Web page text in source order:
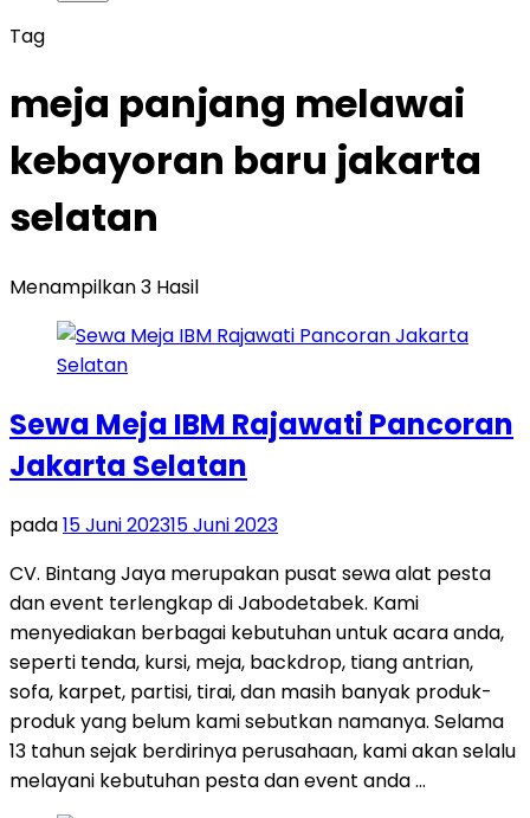
Tag
meja panjang melawai
kebayoran baru jakarta
selatan
Menampilkan 3 Hasil
Sewa Meja IBM Rajawati Pancoran
Jakarta Selatan
pada15 Juni 202315 Juni 2023
CV. Bintang Jaya merupakan pusat sewa alat pesta
dan event terlengkap di Jabodetabek. Kami
menyediakan berbagai kebutuhan untuk acara anda,
seperti tenda, kursi, meja, backdrop, tiang antrian,
sofa, karpet, partisi, tirai, dan masih banyak produk-
produk yang belum kami sebutkan namanya. Selama
13 tahun sejak berdirinya perusahaan, kami akan selalu
melayani kebutuhan pesta dan event anda …